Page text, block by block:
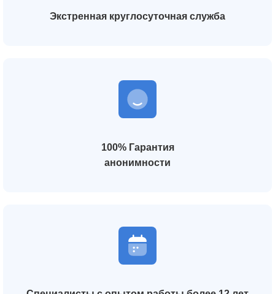
Экстренная круглосуточная служба
100% Гарантия
анонимности